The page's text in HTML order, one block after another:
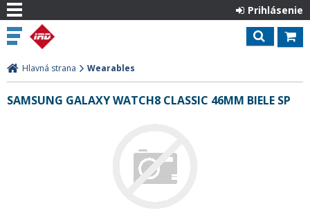
Prihlásenie
Hlavná strana Wearables
SAMSUNG GALAXY WATCH8 CLASSIC 46MM BIELE SP